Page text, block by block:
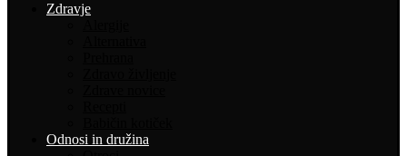
Zdravje
Odnosi in družina